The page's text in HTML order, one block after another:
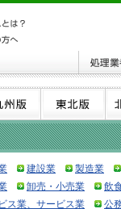
建設業
製造業
卸売・小売業
飲
ス業、サービス業
公